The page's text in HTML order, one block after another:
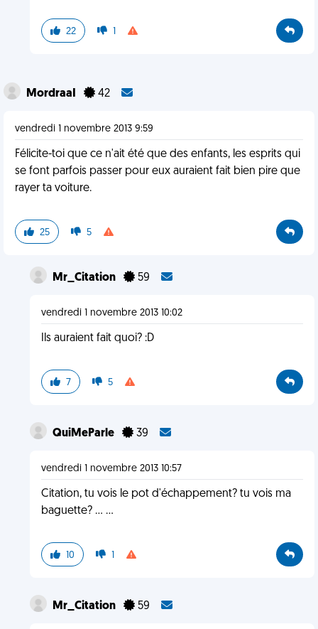
22 1
MordraaI 42
vendredi 1 novembre 2013 9:59
Félicite-toi que ce n'ait été que des enfants, les esprits qui
se font parfois passer pour eux auraient fait bien pire que
rayer ta voiture.
25 5
Mr_Citation 59
vendredi 1 novembre 2013 10:02
Ils auraient fait quoi? :D
7 5
QuiMeParle 39
vendredi 1 novembre 2013 10:57
Citation, tu vois le pot d'échappement? tu vois ma
baguette? ... ...
10 1
Mr_Citation 59